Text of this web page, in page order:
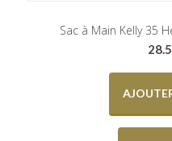
Sac à Main Kelly 35